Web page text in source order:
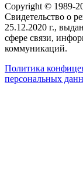
Copyright © 1989-
Свидетельство о
25.12.2020 г.,
сфере связи,
коммуникаций.
Политика
персональных